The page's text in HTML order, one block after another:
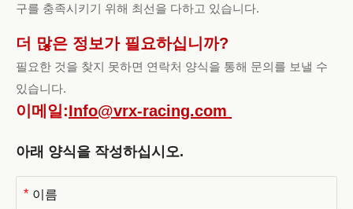
구를 충족시키기 위해 최선을 다하고 있습니다.
더 많은 정보가 필요하십니까?
필요한 것을 찾지 못하면 연락처 양식을 통해 문의를 보낼 수
있습니다.
이메일:Info@vrx-racing.com
아래 양식을 작성하십시오.
*